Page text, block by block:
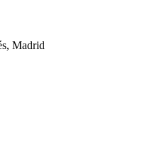
Madrid